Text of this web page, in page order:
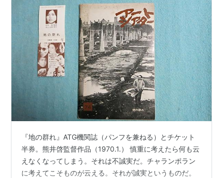
『地の群れ』ATG機関誌（パンフを兼ねる）とチケット
半券。熊井啓監督作品（1970.1.） 慎重に考えたら何も云
えなくなってしまう。それは不誠実だ。チャランポラン
に考えてこそものが云える。それが誠実というものだ。